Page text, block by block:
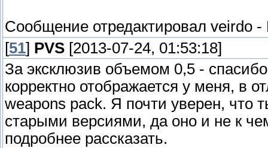
Сообщение отредактировал veirdo -
[51] PVS [2013-07-24, 01:53:18]
За эксклюзив объемом 0,5 -
корректно отображается у меня, в
weapons pack. Я почти уверен, что
старыми версиями, да оно и не к
подробнее рассказать.